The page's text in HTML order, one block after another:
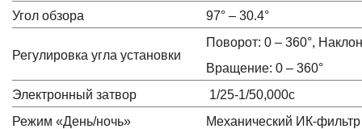
Угол обзора
97° – 30.4°
Регулировка угла установки
Поворот: 0 – 360°,
Вращение: 0 – 360°
Электронный затвор
1/25-1/50,000с
Режим «День/ночь»
Механический ИК-фильтр